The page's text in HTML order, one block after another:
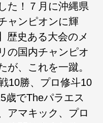
た！７月に沖縄県
ャンピオンに輝
歴史ある大会のメ
の国内チャンピオ
が、これを一蹴。
10勝、プロ修斗10
歳でTheパラエス
アマキック、プロ